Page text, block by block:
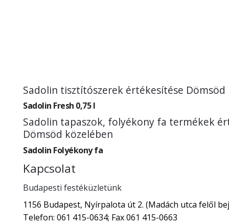
Sadolin tisztítószerek értékesítése Dömsöd
Sadolin Fresh 0,75 l
Sadolin tapaszok, folyékony fa termékek
Dömsöd közelében
Sadolin Folyékony fa
Kapcsolat
Budapesti festéküzletünk
1156 Budapest, Nyírpalota út 2. (Madách utca felől
Telefon: 061 415-0634; Fax 061 415-0663